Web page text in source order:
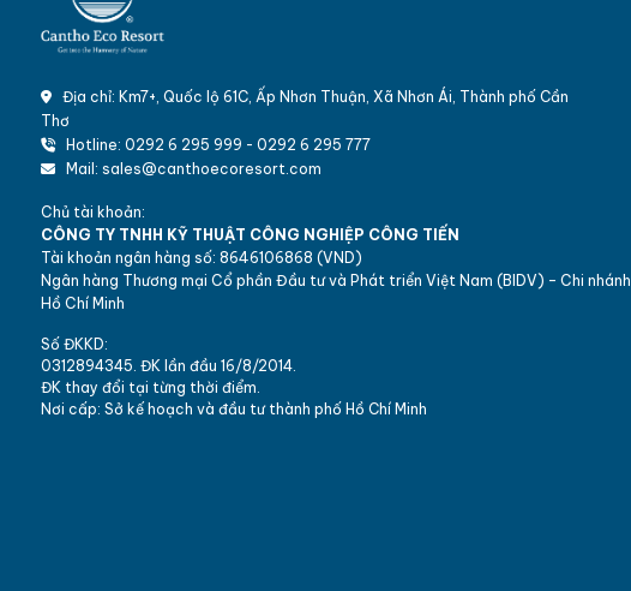
Địa chỉ: Km7+, Quốc lộ 61C, Ấp Nhơn Thuận, Xã Nhơn Ái, Thành phố Cần
Thơ
Hotline: 0292 6 295 999 - 0292 6 295 777
Mail: sales@canthoecoresort.com
Chủ tài khoản:
CÔNG TY TNHH KỸ THUẬT CÔNG NGHIỆP CÔNG TIẾN
Tài khoản ngân hàng số: 8646106868 (VND)
Ngân hàng Thương mại Cổ phần Đầu tư và Phát triển Việt Nam (BIDV) - Chi nhánh
Hồ Chí Minh
Số ĐKKD:
0312894345. ĐK lần đầu 16/8/2014.
ĐK thay đổi tại từng thời điểm.
Nơi cấp: Sở kế hoạch và đầu tư thành phố Hồ Chí Minh